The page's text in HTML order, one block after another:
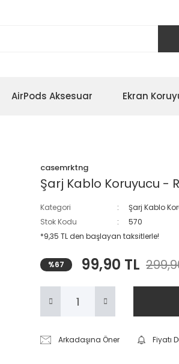
AirPods Aksesuar Ekran
casemrktng
Şarj Kablo Koruyucu -
Kategori
Şarj Kablo
Stok Kodu
570
*9,35 TL den başlayan taksitlerle!
%67 99,90 TL
Arkadaşına Öner Fiyatı